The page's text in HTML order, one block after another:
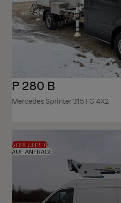
P 280 B
Mercedes Sprinter 315 FG 4X2
VORFÜHRER
AUF ANFRAGE